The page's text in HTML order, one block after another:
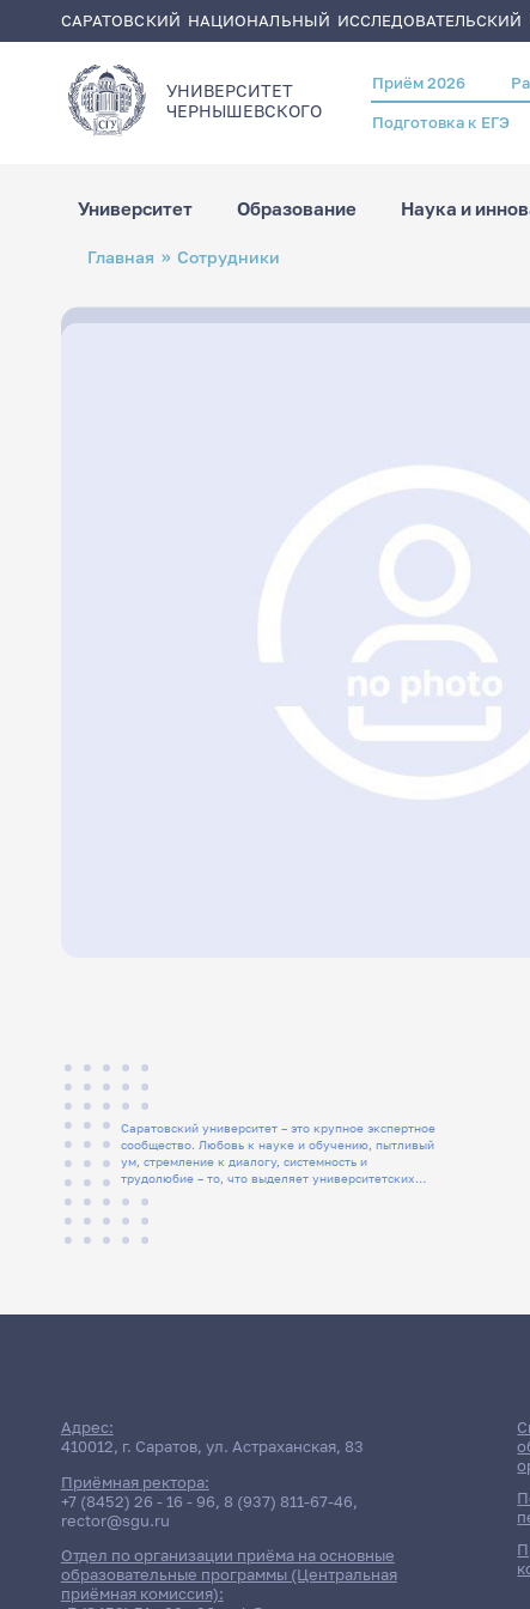
САРАТОВСКИЙ НАЦИОНАЛЬНЫЙ
УНИВЕРСИТЕТ
ЧЕРНЫШЕВСКОГO
Header
menu
Приём 2026
Подготовка к ЕГЭ
Университет Образование Наука и
Строка
навигации
Главная Сотрудники
Саратовский университет – это крупное экспертное
сообщество. Любовь к науке и обучению, пытливый
ум, стремление к диалогу, системность и
трудолюбие – то, что выделяет университетских
Адрес:
410012, г. Саратов, ул. Астраханская, 83
Приёмная ректора:
+7 (8452) 26 - 16 - 96, 8 (937) 811-67-46,
rector@sgu.ru
Отдел по организации приёма на основные
образовательные программы (Центральная
приёмная комиссия):